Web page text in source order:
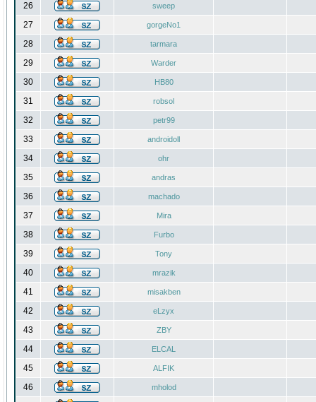
26 sweep
27 gorgeNo1
28 tarmara
29 Warder
30 HB80
31 robsol
32 petr99
33 androidoll
34 ohr
35 andras
36 machado
37 Mira
38 Furbo
39 Tony
40 mrazik
41 misakben
42 eLzyx
43 ZBY
44 ELCAL
45 ALFIK
46 mholod